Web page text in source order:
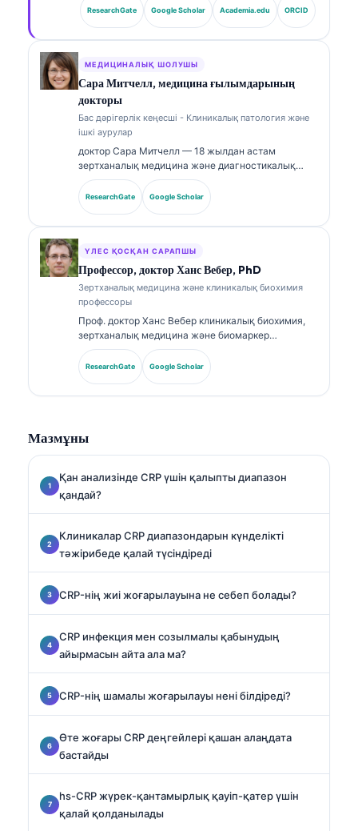
(AI) сүйемелденген клиникалық талдауда 15
жылдан астам тәжірибесі бар. Kantesti AI
дәлдігін қамтамасыз етуге қатысты клиникалық
қадағалауды жүзеге асырады. Д-р Кляйн
биомаркерлерді түсіндіру және зертханалық
диагностика бойынша зертханалық медицина
тақырыптарында кеңінен жариялады.
ResearchGate Google Scholar Academia.edu ORCID
МЕДИЦИНАЛЫҚ ШОЛУШЫ
Сара Митчелл, медицина ғылымдарының
докторы
Бас дәрігерлік кеңесші - Клиникалық патология және
ішкі аурулар
доктор Сара Митчелл — 18 жылдан астам
зертханалық медицина және диагностикалық
талдау саласында тәжірибесі бар, біліктілігі
расталған клиникалық патологоанатом. Ол
клиникалық химия бойынша мамандандырылған
қатысты кеңінен жариялады.
ResearchGate Google Scholar
ҮЛЕС ҚОСҚАН САРАПШЫ
Профессор, доктор Ханс Вебер, PhD
Зертханалық медицина және клиникалық биохимия
профессоры
Проф. доктор Ханс Вебер клиникалық биохимия,
зертханалық медицина және биомаркер
зерттеулері саласында 30+ жылдық тәжірибесін
ұсынады. Германияның клиникалық химия
қоғамының бұрынғы президенті бола отырып, ол
маманданған.
ResearchGate Google Scholar
Мазмұны
Қан анализінде CRP үшін қалыпты диапазон
қандай?
Клиникалар CRP диапазондарын күнделікті
тәжірибеде қалай түсіндіреді
CRP-нің жиі жоғарылауына не себеп болады?
CRP инфекция мен созылмалы қабынудың
айырмасын айта ала ма?
CRP-нің шамалы жоғарылауы нені білдіреді?
Өте жоғары CRP деңгейлері қашан алаңдата
бастайды
hs-CRP жүрек-қантамырлық қауіп-қатер үшін
қалай қолданылады